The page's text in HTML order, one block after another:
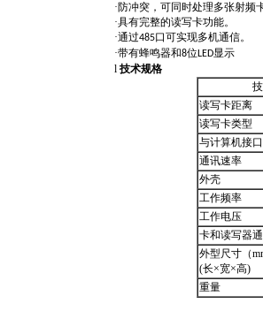
·防冲突，可同时处理多张射频
·具有完整的读写卡功能。
·通过485口可实现多机通信。
·带有蜂鸣器和8位LED显示
l 技术规格
读写卡距离
读写卡类型
与计算机接口
通讯速率
外壳
工作频率
工作电压
卡和读写器
外型尺寸（
(长×宽×高)
重量